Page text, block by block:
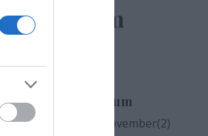
az
elem
Archívum
2020 november(2)